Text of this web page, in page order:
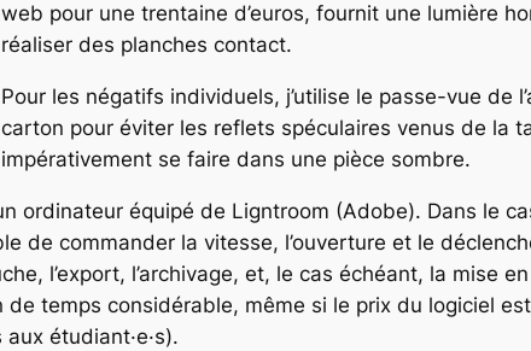
web pour une trentaine d’euros, fournit une lumière
réaliser des planches contact.
Pour les négatifs individuels, j’utilise le passe-vue de
carton pour éviter les reflets spéculaires venus de la
impérativement se faire dans une pièce sombre.
ordinateur équipé de Ligntroom (Adobe). Dans le
de commander la vitesse, l’ouverture et le
l’export, l’archivage, et, le cas échéant, la mise
temps considérable, même si le prix du logiciel
étudiant·e·s).